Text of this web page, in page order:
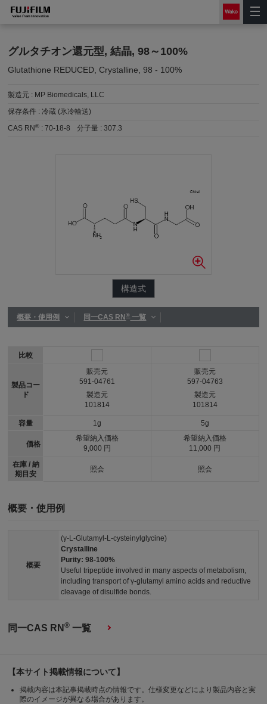
グルタチオン還元型, 結晶, 98～100%
Glutathione REDUCED, Crystalline, 98 - 100%
製造元 : MP Biomedicals, LLC
保存条件 :冷蔵 (氷冷輸送)
CAS RN® :70-18-8 分子量 :307.3
構造式
概要・使用例 同一CAS RN®一覧
比較
製品コー
ド
容量
価格
在庫 / 納
期目安
販売元
591-04761
製造元
101814
1g
希望納入価格
9,000 円
照会
販売元
597-04763
製造元
101814
5g
希望納入価格
11,000 円
照会
概要・使用例
概要
(γ-L-Glutamyl-L-cysteinylglycine)
Crystalline
Purity: 98-100%
Useful tripeptide involved in many aspects of metabolism,
including transport of γ-glutamyl amino acids and reductive
cleavage of disulfide bonds.
同一CAS RN® 一覧
【本サイト掲載情報について】
掲載内容は本記事掲載時点の情報です。仕様変更などにより製品内容と実
際のイメージが異なる場合があります。